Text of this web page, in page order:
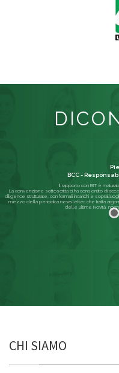
Il rapporto con BIT è
La convenzione sottoscritta ci ha consentito di
diligence strutturate, con formali incarichi e
mezzo della periodica newsletter, che tratta
delle ultime Novità,
BCC -
CHI SIAMO